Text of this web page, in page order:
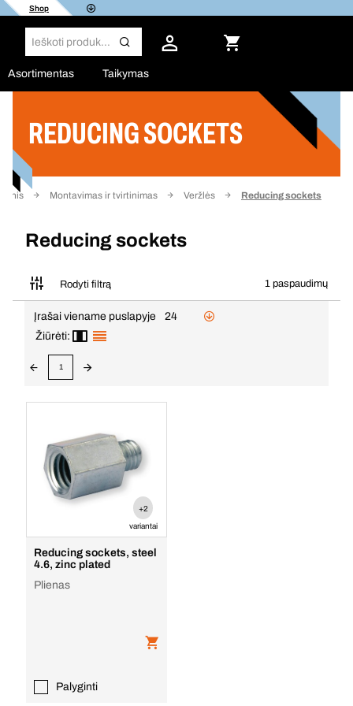
Shop
Asortimentas Taikymas
REDUCING SOCKETS
Montavimas ir tvirtinimas Veržlės Reducing sockets
Reducing sockets
Rodyti filtrą 1 paspaudimų
Filtras
Įrašai viename puslapyje
24
Žiūrėti:
1
+2
variantai
Reducing sockets, steel
4.6, zinc plated
Plienas
Palyginti